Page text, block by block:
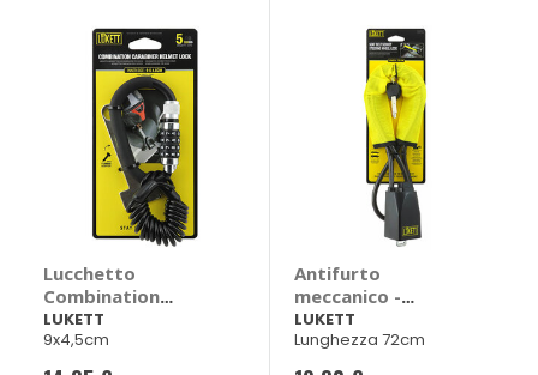
Lucchetto
Combination
Carabiner Helmet
Lock - LUKETT
LUKETT
9x4,5cm
Antifurto
meccanico -
LUKETT
LUKETT
Lunghezza 72cm